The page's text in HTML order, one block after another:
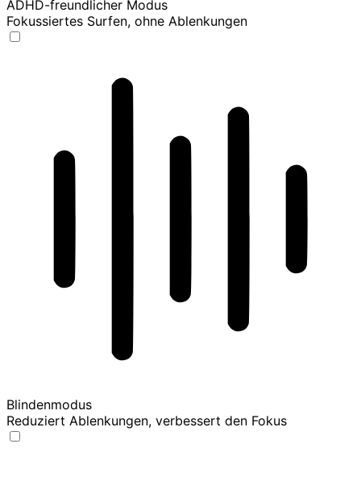
ADHD-freundlicher Modus
Fokussiertes Surfen, ohne Ablenkungen
Blindenmodus
Reduziert Ablenkungen, verbessert den Fokus